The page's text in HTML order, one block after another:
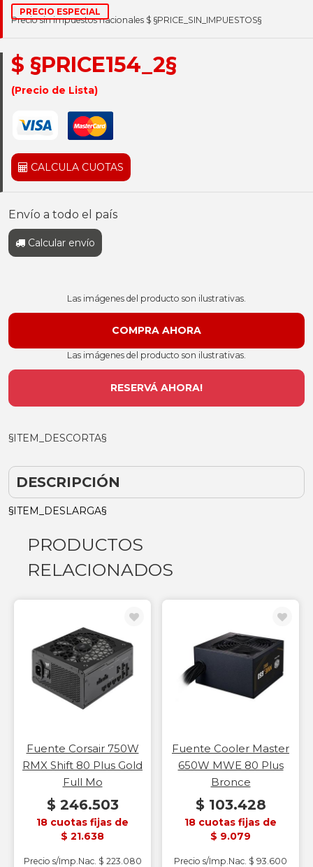
PRECIO ESPECIAL
Precio sin impuestos nacionales $ §PRICE_SIN_IMPUESTOS§
$ §PRICE154_2§
(Precio de Lista)
CALCULA CUOTAS
Envío a todo el país
Calcular envío
Las imágenes del producto son ilustrativas.
Las imágenes del producto son ilustrativas.
RESERVÁ AHORA!
§ITEM_DESCORTA§
DESCRIPCIÓN
§ITEM_DESLARGA§
PRODUCTOS
RELACIONADOS
Fuente Corsair 750W
RMX Shift 80 Plus Gold
Full Mo
$ 246.503
18 cuotas fijas de
$ 21.638
Precio s/Imp.Nac. $ 223.080
Fuente Cooler Master
650W MWE 80 Plus
Bronce
$ 103.428
18 cuotas fijas de
$ 9.079
Precio s/Imp.Nac. $ 93.600